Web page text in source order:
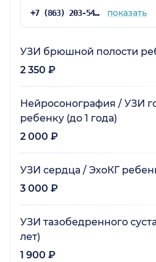
+7 (863) 203-54-50 показать
УЗИ брюшной полости
2 350 ₽
Нейросонография / УЗИ
ребенку (до 1 года)
2 000 ₽
УЗИ сердца / ЭхоКГ
3 000 ₽
УЗИ тазобедренного
лет)
1 900 ₽